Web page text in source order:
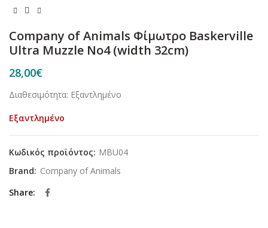
Company of Animals Φίμωτρο Baskerville
Ultra Muzzle No4 (width 32cm)
28,00€
Διαθεσιμότητα: Εξαντλημένο
Εξαντλημένο
Κωδικός προϊόντος: MBU04
Brand: Company of Animals
Share